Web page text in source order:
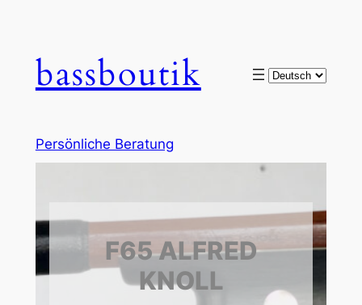
bassboutik
Choose
Persönliche Beratung
F65 ALFRED
KNOLL